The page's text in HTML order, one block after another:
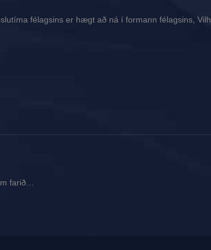
félagsins er hægt að ná í formann félagsins,
farið…